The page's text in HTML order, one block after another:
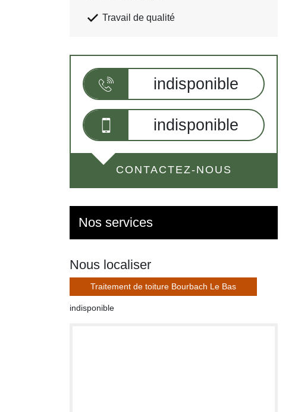
Travail de qualité
indisponible
indisponible
CONTACTEZ-NOUS
Nos services
Nous localiser
Traitement de toiture Bourbach Le Bas
indisponible